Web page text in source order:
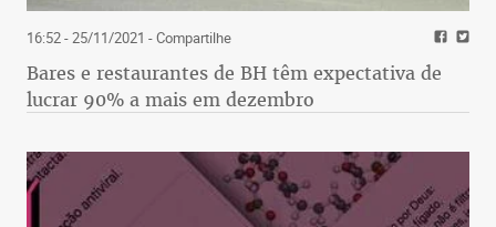
16:52 - 25/11/2021 - Compartilhe
Bares e restaurantes de BH têm expectativa de
lucrar 90% a mais em dezembro